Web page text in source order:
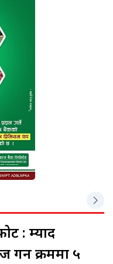
: म्याद
गर्ने क्रममा ५